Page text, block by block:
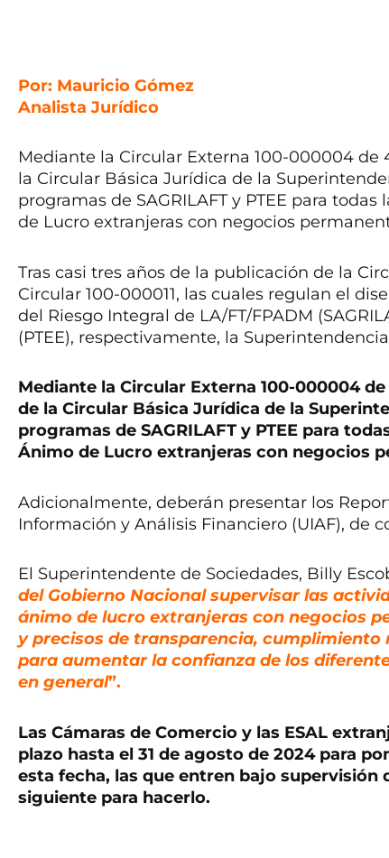
Por: Mauricio Gómez
Analista Jurídico
Mediante la Circular Externa 100-000004 de
la Circular Básica Jurídica de la
programas de SAGRILAFT y PTEE para
de Lucro extranjeras con negocios
Tras casi tres años de la publicación de la
Circular 100-000011, las cuales regulan el
del Riesgo Integral de LA/FT/FPADM
(PTEE), respectivamente, la
Mediante la Circular Externa 100-000004
de la Circular Básica Jurídica de la
programas de SAGRILAFT y PTEE para
Ánimo de Lucro extranjeras con negocios
Adicionalmente, deberán presentar los
Información y Análisis Financiero (UIAF), de
El Superintendente de Sociedades, Billy
del Gobierno Nacional supervisar las
ánimo de lucro extranjeras con negocios
y precisos de transparencia,
para aumentar la confianza de los
en general”.
Las Cámaras de Comercio y las ESAL
plazo hasta el 31 de agosto de 2024 para
esta fecha, las que entren bajo supervisión
siguiente para hacerlo.